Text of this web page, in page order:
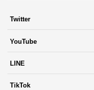
Twitter
YouTube
LINE
TikTok